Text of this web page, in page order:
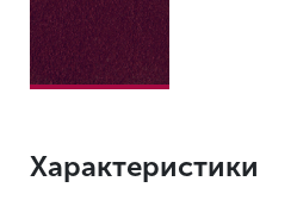
Характеристики